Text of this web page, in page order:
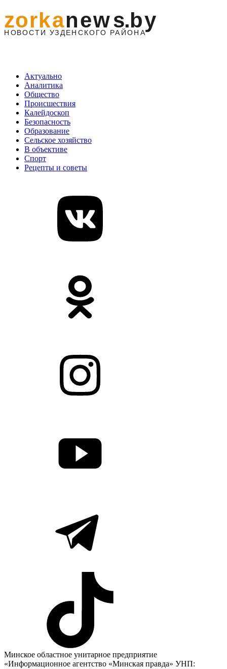
Актуально
Аналитика
Общество
Происшествия
Калейдоскоп
Безопасность
Образование
Сельское хозяйство
В объективе
Спорт
Рецепты и советы
Минское областное унитарное предприятие
«Информационное агентство «Минская правда» УНП: